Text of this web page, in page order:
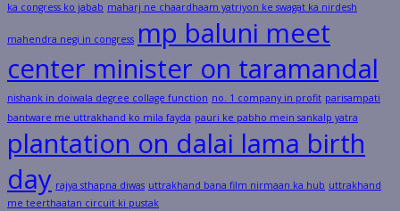
ka congress ko jabab maharj ne chaardhaam yatriyon ke swagat ka nirdesh
mahendra negi in congress mp baluni meet
center minister on taramandal
nishank in doiwala degree collage function no. 1 company in profit parisampati
bantware me uttrakhand ko mila fayda pauri ke pabho mein sankalp yatra
plantation on dalai lama birth
day rajya sthapna diwas uttrakhand bana film nirmaan ka hub uttrakhand
me teerthaatan circuit ki pustak